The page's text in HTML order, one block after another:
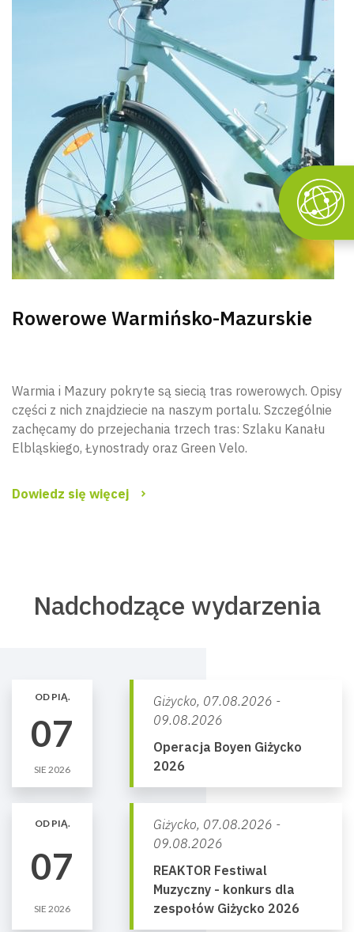
Rowerowe Warmińsko-Mazurskie
Warmia i Mazury pokryte są siecią tras rowerowych. Opisy
części z nich znajdziecie na naszym portalu. Szczególnie
zachęcamy do przejechania trzech tras: Szlaku Kanału
Elbląskiego, Łynostrady oraz Green Velo.
Dowiedz się więcej
Nadchodzące wydarzenia
OD PIĄ.
07
SIE 2026
Giżycko, 07.08.2026 -
09.08.2026
Operacja Boyen Giżycko
2026
OD PIĄ.
07
SIE 2026
Giżycko, 07.08.2026 -
09.08.2026
REAKTOR Festiwal
Muzyczny - konkurs dla
zespołów Giżycko 2026